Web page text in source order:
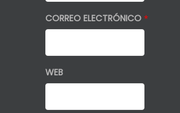
CORREO ELECTRÓNICO *
WEB